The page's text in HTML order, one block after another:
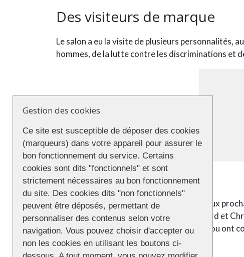
Des visiteurs de marque
Le salon a eu la visite de plusieurs personnalités,
hommes, de la lutte contre les discriminations et
Le Grand Débat
Pour clore le week-end, les candidat-e-s aux
cours un débat animé par Clémence Alezard et
Glucksmann, Benoît Hamon et Mao Peninou ont
Gestion des cookies
Ce site est susceptible de déposer des cookies
(marqueurs) dans votre appareil pour assurer le
bon fonctionnement du service. Certains
cookies sont dits "fonctionnels" et sont
strictement nécessaires au bon fonctionnement
du site. Des cookies dits "non fonctionnels"
peuvent être déposés, permettant de
personnaliser des contenus selon votre
navigation. Vous pouvez choisir d'accepter ou
non les cookies en utilisant les boutons ci-